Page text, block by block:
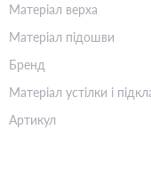
Матеріал верха
Матеріал підошви
Бренд
Матеріал устілки і
Артикул